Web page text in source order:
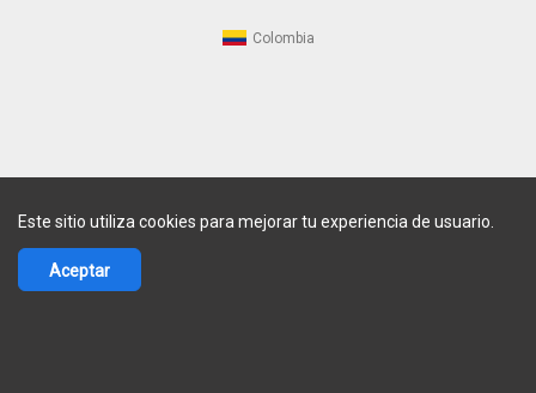
Colombia
Este sitio utiliza cookies para mejorar tu experiencia de usuario.
Aceptar